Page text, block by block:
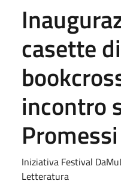
casette di
incontro
Iniziativa Festival
Letteratura